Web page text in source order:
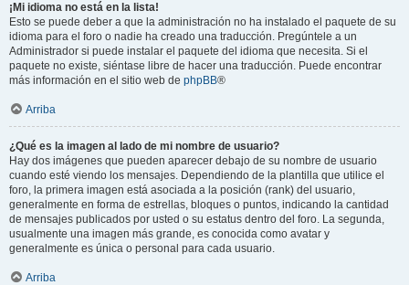
¡Mi idioma no está en la lista!
Esto se puede deber a que la administración no ha instalado el paquete de su
idioma para el foro o nadie ha creado una traducción. Pregúntele a un
Administrador si puede instalar el paquete del idioma que necesita. Si el
paquete no existe, siéntase libre de hacer una traducción. Puede encontrar
más información en el sitio web de phpBB®
Arriba
¿Qué es la imagen al lado de mi nombre de usuario?
Hay dos imágenes que pueden aparecer debajo de su nombre de usuario
cuando esté viendo los mensajes. Dependiendo de la plantilla que utilice el
foro, la primera imagen está asociada a la posición (rank) del usuario,
generalmente en forma de estrellas, bloques o puntos, indicando la cantidad
de mensajes publicados por usted o su estatus dentro del foro. La segunda,
usualmente una imagen más grande, es conocida como avatar y
generalmente es única o personal para cada usuario.
Arriba